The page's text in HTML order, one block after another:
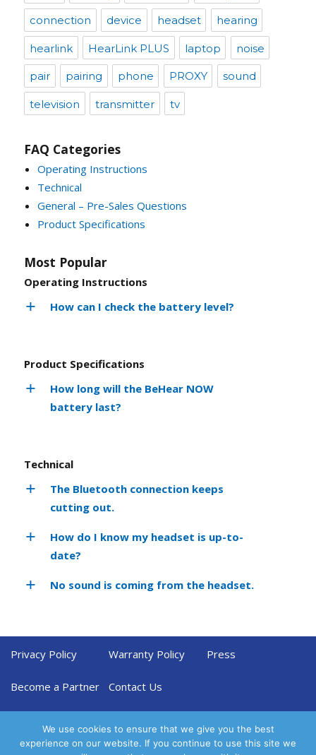
connection device headset hearing
hearlink HearLink PLUS laptop noise
pair pairing phone PROXY sound
television transmitter tv
FAQ Categories
Operating Instructions
Technical
General – Pre-Sales Questions
Product Specifications
Most Popular
Operating Instructions
How can I check the battery level?
Product Specifications
How long will the BeHear NOW
battery last?
Technical
The Bluetooth connection keeps
cutting out.
How do I know my headset is up-to-
date?
No sound is coming from the headset.
Privacy Policy Warranty Policy Press
Become a Partner Contact Us
We use cookies to ensure that we give you the best
experience on our website. If you continue to use this site we